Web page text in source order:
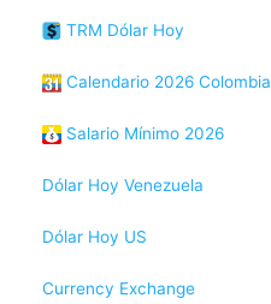
TRM Dólar Hoy
Calendario 2026 Colombia
Salario Mínimo 2026
Dólar Hoy Venezuela
Dólar Hoy US
Currency Exchange